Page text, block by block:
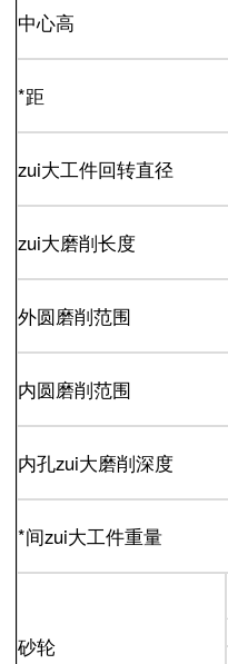
中心高
*距
zui大工件回转直径
zui大磨削长度
外圆磨削范围
内圆磨削范围
内孔zui大磨削深度
*间zui大工件重量
砂轮